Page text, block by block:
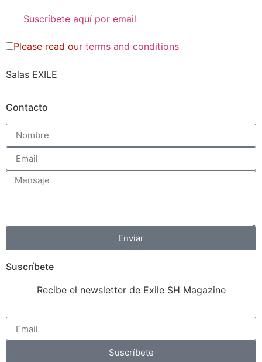
Please read our terms and conditions
Salas EXILE
Contacto
Enviar
Suscríbete
Recibe el newsletter de Exile SH Magazine
Suscríbete